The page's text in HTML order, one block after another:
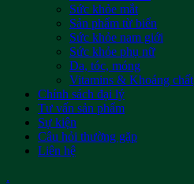
Sức khỏe mắt
Sản phẩm từ biển
Sức khỏe nam giới
Sức khỏe phụ nữ
Da, tóc, móng
Vitamins & Khoáng chất
Chính sách đại lý
Tư vấn sản phẩm
Sự kiện
Câu hỏi thường gặp
Liên hệ
.